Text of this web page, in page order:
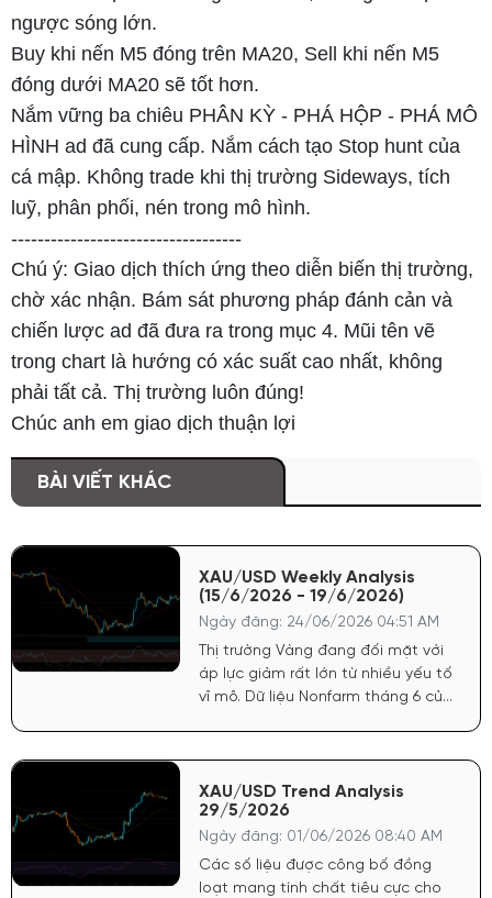
ngược sóng lớn.
Buy khi nến M5 đóng trên MA20, Sell khi nến M5
đóng dưới MA20 sẽ tốt hơn.
Nắm vững ba chiêu PHÂN KỲ - PHÁ HỘP - PHÁ MÔ
HÌNH ad đã cung cấp. Nắm cách tạo Stop hunt của
cá mập. Không trade khi thị trường Sideways, tích
luỹ, phân phối, nén trong mô hình.
-----------------------------------
Chú ý: Giao dịch thích ứng theo diễn biến thị trường,
chờ xác nhận. Bám sát phương pháp đánh cản và
chiến lược ad đã đưa ra trong mục 4. Mũi tên vẽ
trong chart là hướng có xác suất cao nhất, không
phải tất cả. Thị trường luôn đúng!
Chúc anh em giao dịch thuận lợi
BÀI VIẾT KHÁC
XAU/USD Weekly Analysis
(15/6/2026 - 19/6/2026)
Ngày đăng: 24/06/2026 04:51 AM
Thị trường Vàng đang đối mặt với
áp lực giảm rất lớn từ nhiều yếu tố
vĩ mô. Dữ liệu Nonfarm tháng 6 của
Điều này khiến FED có cơ sở vững
chắc để trì hoãn lộ trình nới lỏng
tiền tệ, trực tiếp tước đi động lực
tăng giá mạnh nhất của vàng.
XAU/USD Trend Analysis
29/5/2026
Ngày đăng: 01/06/2026 08:40 AM
Các số liệu được công bố đồng
loạt mang tính chất tiêu cực cho